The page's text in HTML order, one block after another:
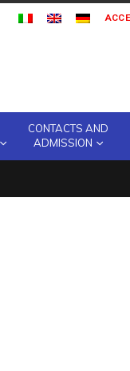
CONTACTS AND
ADMISSION